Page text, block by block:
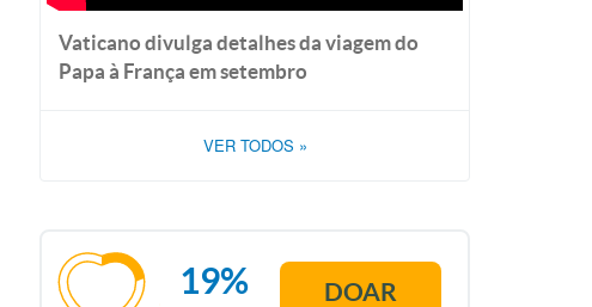
Vaticano divulga detalhes da viagem do
Papa à França em setembro
VER TODOS »
19% DOAR